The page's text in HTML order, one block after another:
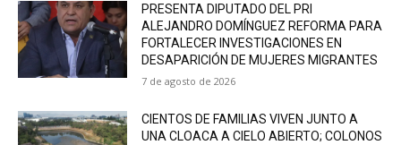
PRESENTA DIPUTADO DEL PRI
ALEJANDRO DOMÍNGUEZ REFORMA PARA
FORTALECER INVESTIGACIONES EN
DESAPARICIÓN DE MUJERES MIGRANTES
7 de agosto de 2026
CIENTOS DE FAMILIAS VIVEN JUNTO A
UNA CLOACA A CIELO ABIERTO; COLONOS